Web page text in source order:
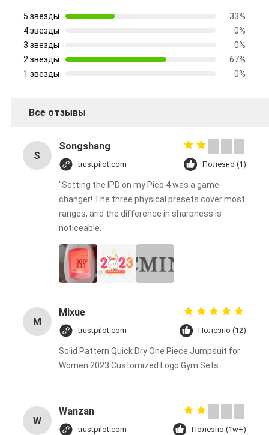
5 звезды
33%
4 звезды
0%
3 звезды
0%
2 звезды
67%
1 звезды
0%
Все отзывы
S
Songshang
trustpilot.com Полезно (1)
"Setting the IPD on my Pico 4 was a game-
changer! The three physical presets cover most
ranges, and the difference in sharpness is
noticeable.
M
Mixue
trustpilot.com Полезно (12)
Solid Pattern Quick Dry One Piece Jumpsuit for
Women 2023 Customized Logo Gym Sets
W
Wanzan
trustpilot.com Полезно (1w+)